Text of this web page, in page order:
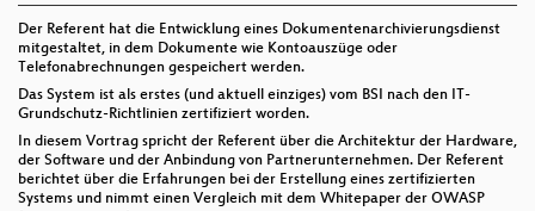
Der Referent hat die Entwicklung eines Dokumentenarchivierungsdienst
mitgestaltet, in dem Dokumente wie Kontoauszüge oder
Telefonabrechnungen gespeichert werden.
Das System ist als erstes (und aktuell einziges) vom BSI nach den IT-
Grundschutz-Richtlinien zertifiziert worden.
In diesem Vortrag spricht der Referent über die Architektur der Hardware,
der Software und der Anbindung von Partnerunternehmen. Der Referent
berichtet über die Erfahrungen bei der Erstellung eines zertifizierten
Systems und nimmt einen Vergleich mit dem Whitepaper der OWASP